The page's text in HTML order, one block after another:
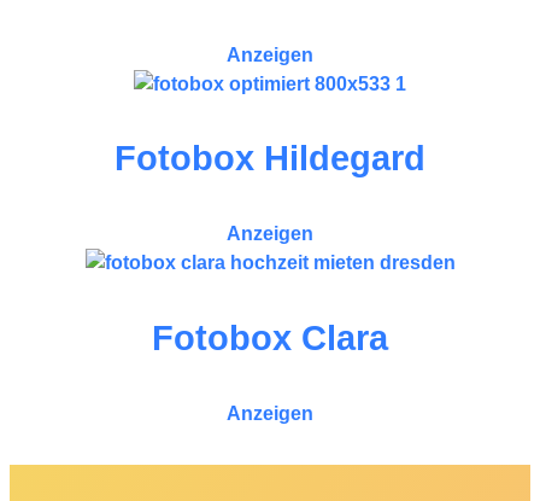
Anzeigen
Fotobox Hildegard
Anzeigen
Fotobox Clara
Anzeigen